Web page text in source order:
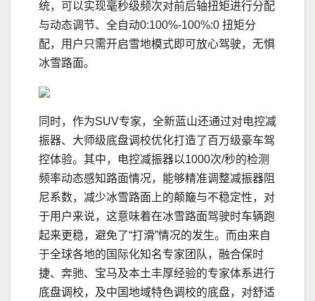
统，可以实现毫秒级频次对前后轴扭矩进行分配
与动态调节、全自动0:100%-100%:0 扭矩分
配，用户只需开启雪地模式即可放心驾驶，无惧
冰雪路面。
同时，作为SUV专家，全新蓝山还通过对电控减
振器、大师级底盘调校优化打造了百万级豪车驾
控体验。其中，电控减振器以1000次/秒的检测
频率动态感知路面情况，能够精准调整减振器阻
尼系数，减少冰雪路面上的颠簸与不稳定性，对
于用户来说，这意味着在冰雪路面驾驶时车辆跑
起来更稳，避免了“打滑”情况的发生。而由来自
于全球各地的国际化知名专家团队，融合保时
捷、奔驰、宝马及本土丰厚经验的专家体系进行
底盘调校，及中国地域特色调校的底盘，对舒适